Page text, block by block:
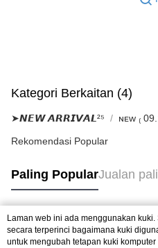
Kategori Berkaitan (4)
➤𝙉𝙀𝙒 𝘼𝙍𝙍𝙄𝙑𝘼𝙇²⁵ ɴᴇᴡ ₍
Rekomendasi Popular
Paling PopularJualan
Tag Popular
Laman web ini ada menggunakan
secara terperinci bagaimana kuki
untuk mengubah tetapan kuki